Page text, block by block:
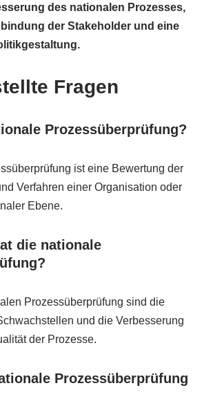
des nationalen Prozesses,
der Stakeholder und eine
Fragen
Prozessüberprüfung?
ist eine Bewertung der
Verfahren einer Organisation oder
Ebene.
die nationale
Prozessüberprüfung sind die
und die Verbesserung
der Prozesse.
Prozessüberprüfung